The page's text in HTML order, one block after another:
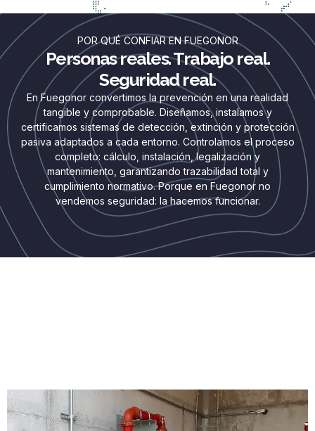
POR QUÉ CONFIAR EN FUEGONOR
Personas reales. Trabajo real.
Seguridad real.
En Fuegonor convertimos la prevención en una realidad
tangible y comprobable. Diseñamos, instalamos y
certificamos sistemas de detección, extinción y protección
pasiva adaptados a cada entorno. Controlamos el proceso
completo: cálculo, instalación, legalización y
mantenimiento, garantizando trazabilidad total y
cumplimiento normativo. Porque en Fuegonor no
vendemos seguridad: la hacemos funcionar.